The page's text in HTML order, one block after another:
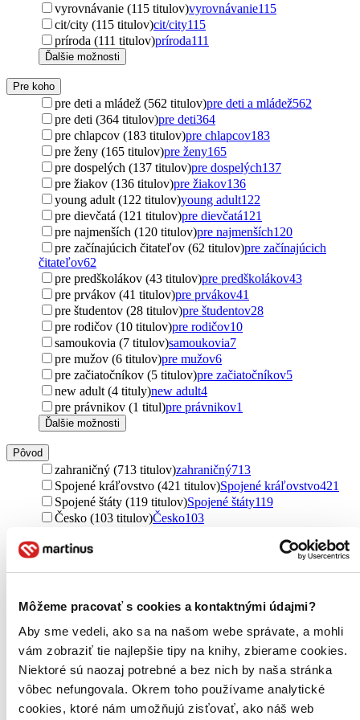
Môžeme pracovať s cookies a kontaktnými údajmi?
Aby sme vedeli, ako sa na našom webe správate, a mohli
vám zobraziť tie najlepšie tipy na knihy, zbierame cookies.
Niektoré sú naozaj potrebné a bez nich by naša stránka
vôbec nefungovala. Okrem toho používame analytické
cookies, ktoré nám umožňujú zisťovať, ako náš web
vyrovnávanie (115 titulov)vyrovnávanie115
cit/city (115 titulov)cit/city115
príroda (111 titulov)príroda111
Ďalšie možnosti
Pre koho
pre deti a mládež (562 titulov)pre deti a mládež562
pre deti (364 titulov)pre deti364
pre chlapcov (183 titulov)pre chlapcov183
pre ženy (165 titulov)pre ženy165
pre dospelých (137 titulov)pre dospelých137
pre žiakov (136 titulov)pre žiakov136
young adult (122 titulov)young adult122
pre dievčatá (121 titulov)pre dievčatá121
pre najmenších (120 titulov)pre najmenších120
pre začínajúcich čitateľov (62 titulov)pre začínajúcich
čitateľov62
pre predškolákov (43 titulov)pre predškolákov43
pre prvákov (41 titulov)pre prvákov41
pre študentov (28 titulov)pre študentov28
pre rodičov (10 titulov)pre rodičov10
samoukovia (7 titulov)samoukovia7
pre mužov (6 titulov)pre mužov6
pre začiatočníkov (5 titulov)pre začiatočníkov5
new adult (4 tituly)new adult4
pre právnikov (1 titul)pre právnikov1
Ďalšie možnosti
Pôvod
zahraničný (713 titulov)zahraničný713
Spojené kráľovstvo (421 titulov)Spojené kráľovstvo421
Spojené štáty (119 titulov)Spojené štáty119
Česko (103 titulov)Česko103
Rusko (48 titulov)
Kanada (14 titulov)
Izrael (12 titulov)Izrael12
Španielsko (4 tituly)Španielsko 4
Ďalšie možnosti
Útvar
učebnice (1357 titulov) učebnice1357
romány (584 titulov)romány584